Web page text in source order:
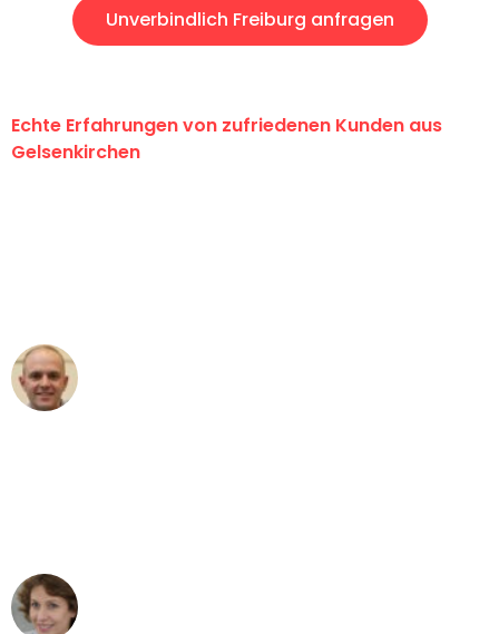
Unverbindlich Freiburg anfragen
Echte Erfahrungen von zufriedenen Kunden aus
Gelsenkirchen